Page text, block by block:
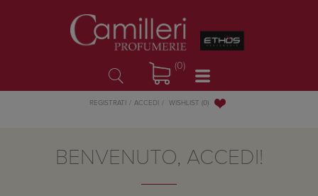
(0)
REGISTRATI ACCEDI WISHLIST (0)
BENVENUTO, ACCEDI!